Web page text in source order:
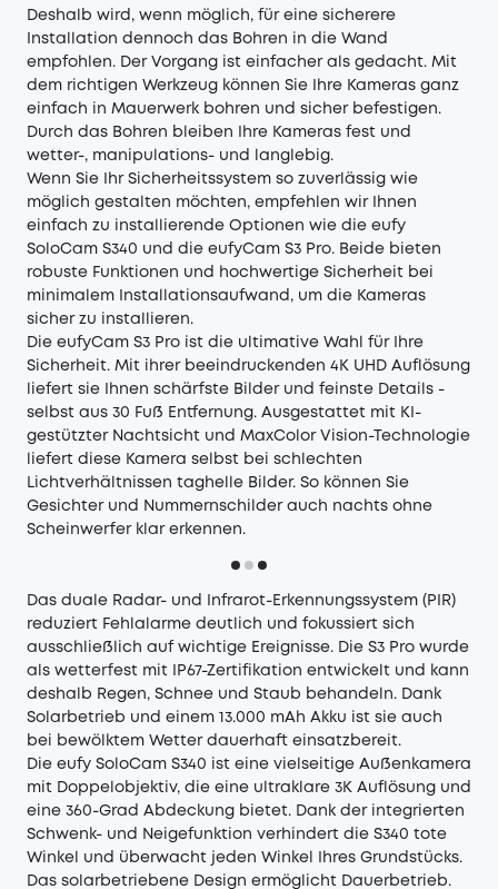
Deshalb wird, wenn möglich, für eine sicherere
Installation dennoch das Bohren in die Wand
empfohlen. Der Vorgang ist einfacher als gedacht. Mit
dem richtigen Werkzeug können Sie Ihre Kameras ganz
einfach in Mauerwerk bohren und sicher befestigen.
Durch das Bohren bleiben Ihre Kameras fest und
wetter-, manipulations- und langlebig.
Wenn Sie Ihr Sicherheitssystem so zuverlässig wie
möglich gestalten möchten, empfehlen wir Ihnen
einfach zu installierende Optionen wie die eufy
SoloCam S340 und die eufyCam S3 Pro. Beide bieten
robuste Funktionen und hochwertige Sicherheit bei
minimalem Installationsaufwand, um die Kameras
sicher zu installieren.
Die eufyCam S3 Pro ist die ultimative Wahl für Ihre
Sicherheit. Mit ihrer beeindruckenden 4K UHD Auflösung
liefert sie Ihnen schärfste Bilder und feinste Details -
selbst aus 30 Fuß Entfernung. Ausgestattet mit KI-
gestützter Nachtsicht und MaxColor Vision-Technologie
liefert diese Kamera selbst bei schlechten
Lichtverhältnissen taghelle Bilder. So können Sie
Gesichter und Nummernschilder auch nachts ohne
Scheinwerfer klar erkennen.
Das duale Radar- und Infrarot-Erkennungssystem (PIR)
reduziert Fehlalarme deutlich und fokussiert sich
ausschließlich auf wichtige Ereignisse. Die S3 Pro wurde
als wetterfest mit IP67-Zertifikation entwickelt und kann
deshalb Regen, Schnee und Staub behandeln. Dank
Solarbetrieb und einem 13.000 mAh Akku ist sie auch
bei bewölktem Wetter dauerhaft einsatzbereit.
Die eufy SoloCam S340 ist eine vielseitige Außenkamera
mit Doppelobjektiv, die eine ultraklare 3K Auflösung und
eine 360-Grad Abdeckung bietet. Dank der integrierten
Schwenk- und Neigefunktion verhindert die S340 tote
Winkel und überwacht jeden Winkel Ihres Grundstücks.
Das solarbetriebene Design ermöglicht Dauerbetrieb.